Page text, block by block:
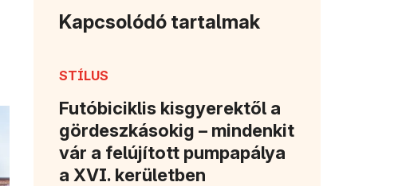
Kapcsolódó tartalmak
STÍLUS
Futóbiciklis kisgyerektől a
gördeszkásokig – mindenkit
vár a felújított pumpapálya
a XVI. kerületben